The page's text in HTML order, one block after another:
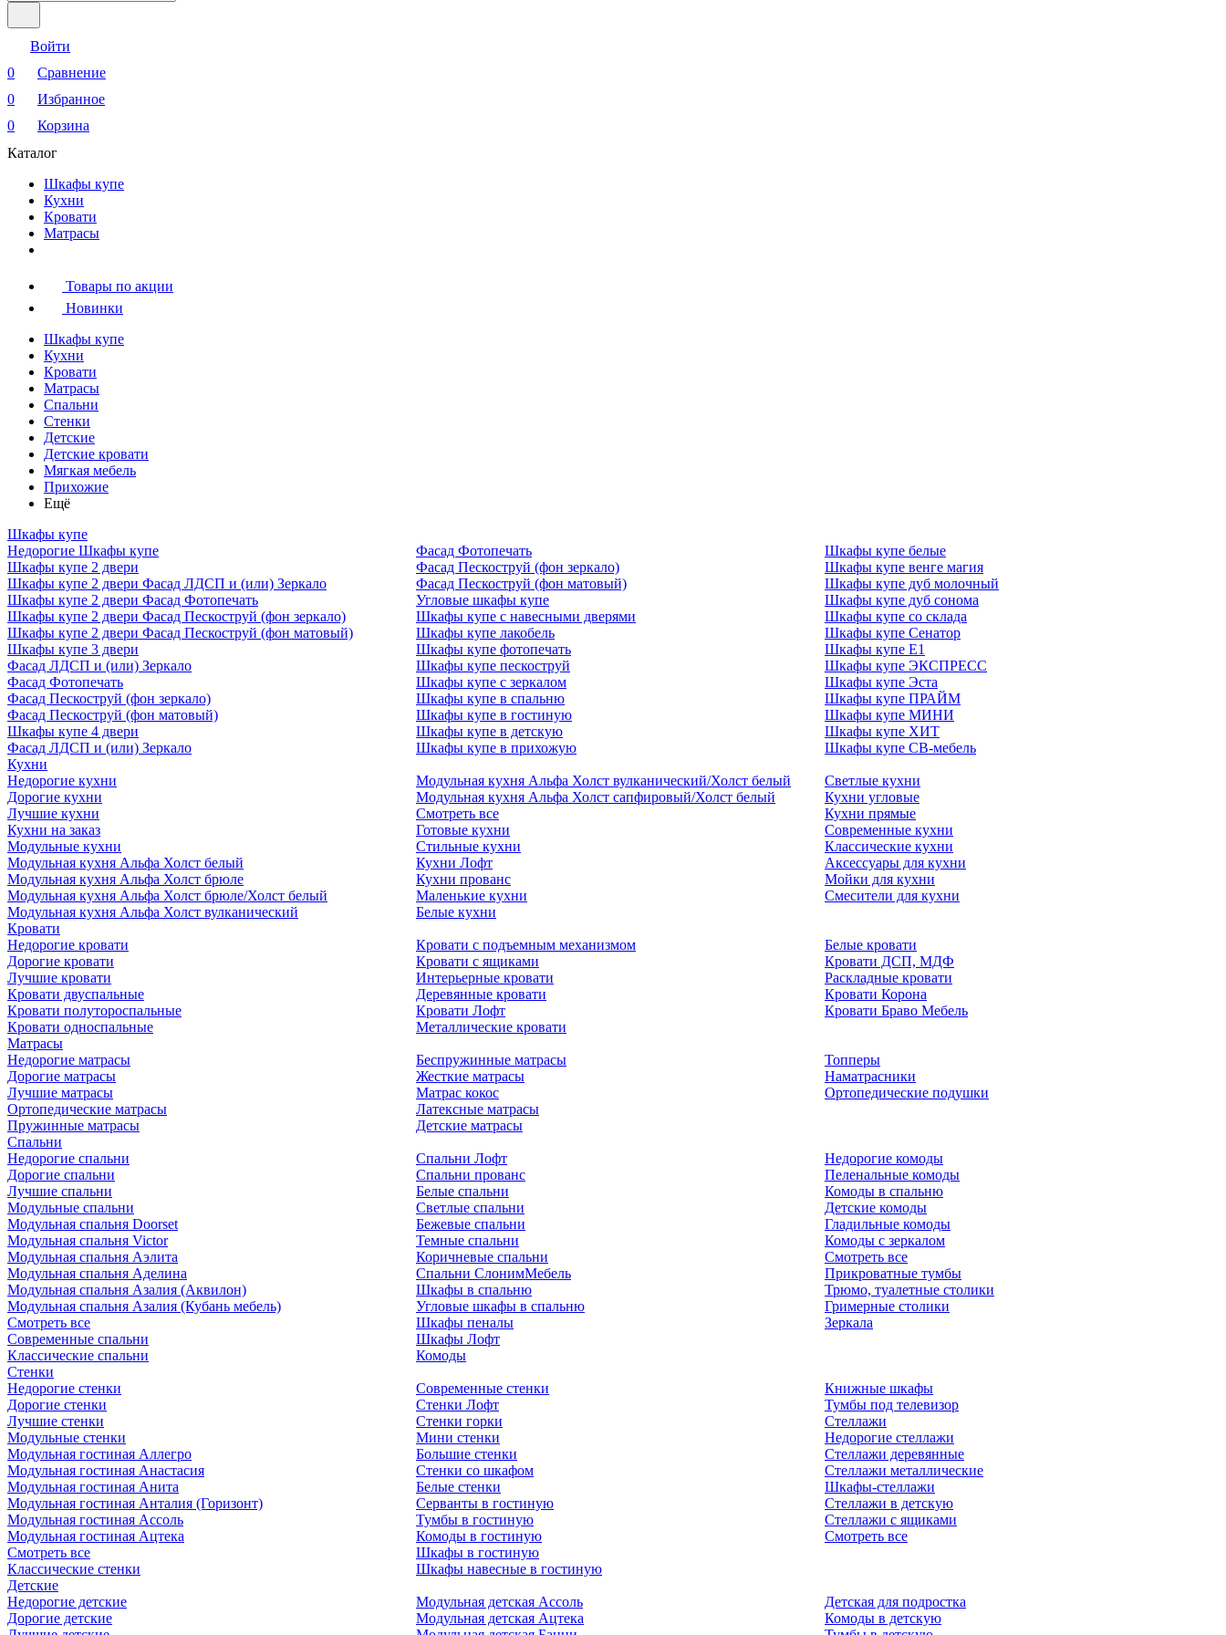
Войти
0
Сравнение
0
Избранное
0
Корзина
Каталог
Шкафы купе
Кухни
Кровати
Матрасы
Товары по акции
Новинки
Шкафы купе
Кухни
Кровати
Матрасы
Cпальни
Стенки
Детские
Детские кровати
Мягкая мебель
Прихожие
Ещё
Шкафы купе
Недорогие Шкафы купе
Шкафы купе 2 двери
Шкафы купе 2 двери Фасад ЛДСП и (или) Зеркало
Шкафы купе 2 двери Фасад Фотопечать
Шкафы купе 2 двери Фасад Пескоструй (фон зеркало)
Шкафы купе 2 двери Фасад Пескоструй (фон матовый)
Шкафы купе 3 двери
Фасад ЛДСП и (или) Зеркало
Фасад Фотопечать
Фасад Пескоструй (фон зеркало)
Фасад Пескоструй (фон матовый)
Шкафы купе 4 двери
Фасад ЛДСП и (или) Зеркало
Фасад Фотопечать
Фасад Пескоструй (фон зеркало)
Фасад Пескоструй (фон матовый)
Угловые шкафы купе
Шкафы купе с навесными дверями
Шкафы купе лакобель
Шкафы купе фотопечать
Шкафы купе пескоструй
Шкафы купе с зеркалом
Шкафы купе в спальню
Шкафы купе в гостиную
Шкафы купе в детскую
Шкафы купе в прихожую
Шкафы купе белые
Шкафы купе венге магия
Шкафы купе дуб молочный
Шкафы купе дуб сонома
Шкафы купе со склада
Шкафы купе Сенатор
Шкафы купе Е1
Шкафы купе ЭКСПРЕСС
Шкафы купе Эста
Шкафы купе ПРАЙМ
Шкафы купе МИНИ
Шкафы купе ХИТ
Шкафы купе СВ-мебель
Кухни
Недорогие кухни
Дорогие кухни
Лучшие кухни
Кухни на заказ
Модульные кухни
Модульная кухня Альфа Холст белый
Модульная кухня Альфа Холст брюле
Модульная кухня Альфа Холст брюле/Холст белый
Модульная кухня Альфа Холст вулканический
Модульная кухня Альфа Холст вулканический/Холст белый
Модульная кухня Альфа Холст сапфировый/Холст белый
Смотреть все
Готовые кухни
Стильные кухни
Кухни Лофт
Кухни прованс
Маленькие кухни
Белые кухни
Светлые кухни
Кухни угловые
Кухни прямые
Современные кухни
Классические кухни
Аксессуары для кухни
Мойки для кухни
Смесители для кухни
Кровати
Недорогие кровати
Дорогие кровати
Лучшие кровати
Кровати двуспальные
Кровати полутороспальные
Кровати односпальные
Кровати с подъемным механизмом
Кровати с ящиками
Интерьерные кровати
Деревянные кровати
Кровати Лофт
Металлические кровати
Белые кровати
Кровати ДСП, МДФ
Раскладные кровати
Кровати Корона
Кровати Браво Мебель
Матрасы
Недорогие матрасы
Дорогие матрасы
Лучшие матрасы
Ортопедические матрасы
Пружинные матрасы
Беспружинные матрасы
Жесткие матрасы
Матрас кокос
Латексные матрасы
Детские матрасы
Топперы
Наматрасники
Ортопедические подушки
Cпальни
Недорогие спальни
Дорогие спальни
Лучшие спальни
Модульные спальни
Модульная спальня Doorset
Модульная спальня Victor
Модульная спальня Аэлита
Модульная спальня Аделина
Модульная спальня Азалия (Аквилон)
Модульная спальня Азалия (Кубань мебель)
Смотреть все
Современные спальни
Классические спальни
Спальни Лофт
Спальни прованс
Белые спальни
Светлые спальни
Бежевые спальни
Темные спальни
Коричневые спальни
Спальни СлонимМебель
Шкафы в спальню
Угловые шкафы в спальню
Шкафы пеналы
Шкафы Лофт
Комоды
Недорогие комоды
Пеленальные комоды
Комоды в спальню
Детские комоды
Гладильные комоды
Комоды с зеркалом
Смотреть все
Прикроватные тумбы
Трюмо, туалетные столики
Гримерные столики
Зеркала
Стенки
Недорогие стенки
Дорогие стенки
Лучшие стенки
Модульные стенки
Модульная гостиная Аллегро
Модульная гостиная Анастасия
Модульная гостиная Анита
Модульная гостиная Анталия (Горизонт)
Модульная гостиная Ассоль
Модульная гостиная Ацтека
Смотреть все
Классические стенки
Современные стенки
Стенки Лофт
Стенки горки
Мини стенки
Большие стенки
Стенки со шкафом
Белые стенки
Серванты в гостиную
Тумбы в гостиную
Комоды в гостиную
Шкафы в гостиную
Шкафы навесные в гостиную
Книжные шкафы
Тумбы под телевизор
Стеллажи
Недорогие стеллажи
Стеллажи деревянные
Стеллажи металлические
Шкафы-стеллажи
Стеллажи в детскую
Стеллажи с ящиками
Смотреть все
Детские
Недорогие детские
Дорогие детские
Модульная детская Ассоль
Модульная детская Ацтека
Детская для подростка
Комоды в детскую